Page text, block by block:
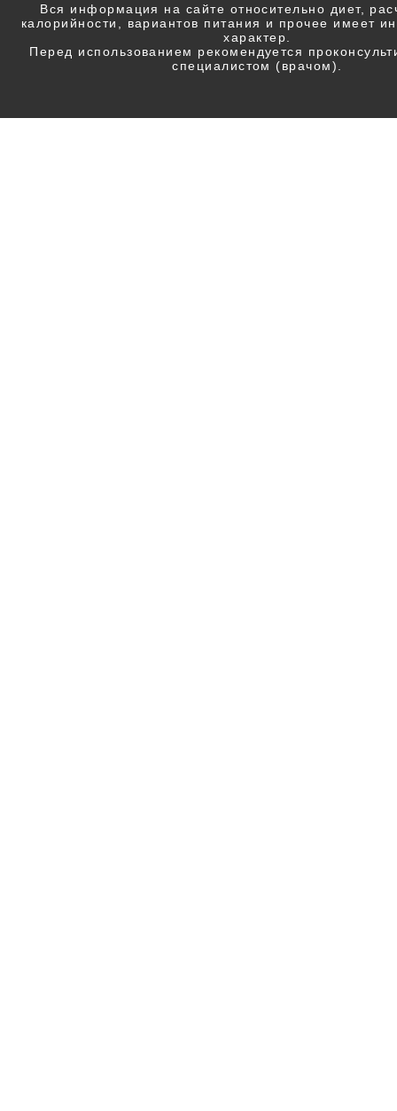
Вся информация на сайте относительно диет,
калорийности, вариантов питания и прочее имеет
характер.
Перед использованием рекомендуется
специалистом (врачом).